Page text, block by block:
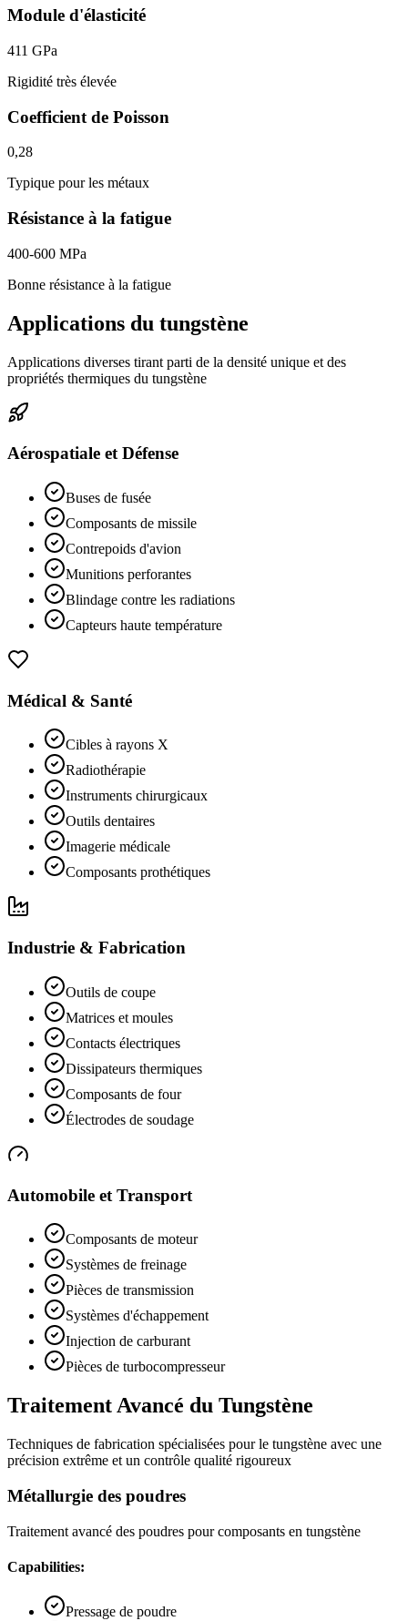
Module d'élasticité
411 GPa
Rigidité très élevée
Coefficient de Poisson
0,28
Typique pour les métaux
Résistance à la fatigue
400-600 MPa
Bonne résistance à la fatigue
Applications du tungstène
Applications diverses tirant parti de la densité unique et des
propriétés thermiques du tungstène
Aérospatiale et Défense
Buses de fusée
Composants de missile
Contrepoids d'avion
Munitions perforantes
Blindage contre les radiations
Capteurs haute température
Médical & Santé
Cibles à rayons X
Radiothérapie
Instruments chirurgicaux
Outils dentaires
Imagerie médicale
Composants prothétiques
Industrie & Fabrication
Outils de coupe
Matrices et moules
Contacts électriques
Dissipateurs thermiques
Composants de four
Électrodes de soudage
Automobile et Transport
Composants de moteur
Systèmes de freinage
Pièces de transmission
Systèmes d'échappement
Injection de carburant
Pièces de turbocompresseur
Traitement Avancé du Tungstène
Techniques de fabrication spécialisées pour le tungstène avec une
précision extrême et un contrôle qualité rigoureux
Métallurgie des poudres
Traitement avancé des poudres pour composants en tungstène
Capabilities:
Pressage de poudre